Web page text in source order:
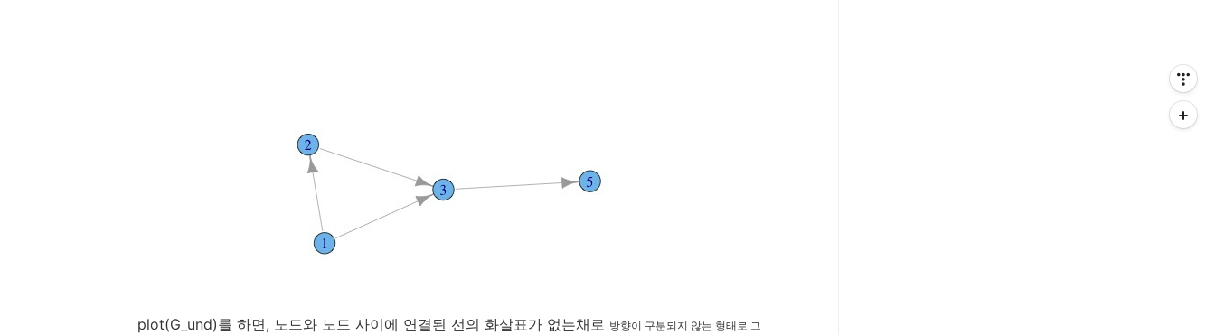
plot(G_und)를 하면, 노드와 노드 사이에 연결된 선의 화살표가 없는채로 방향이 구분되지 않는 형태로 그